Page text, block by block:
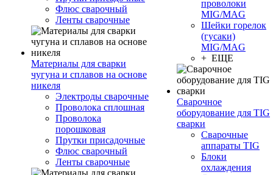
Флюс сварочный
Ленты сварочные
Материалы для сварки
чугуна и сплавов на основе
никеля
Электроды сварочные
Проволока сплошная
Проволока
порошковая
Прутки присадочные
Флюс сварочный
Ленты сварочные
проволоки
MIG/MAG
Шейки горелок
(гусаки)
MIG/MAG
+ ЕЩЕ
Сварочное
оборудование для TIG
сварки
Сварочные
аппараты TIG
Блоки
охлаждения